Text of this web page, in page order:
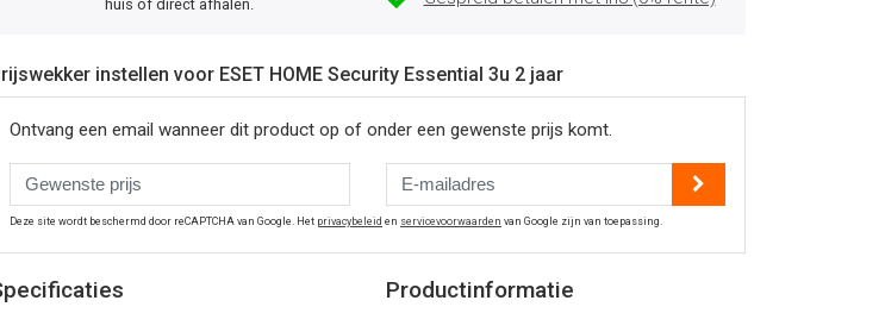
huis of direct afhalen.
instellen voor ESET HOME Security Essential 3u 2 jaar
Ontvang een email wanneer dit product op of onder een gewenste prijs komt.
Deze site wordt beschermd door reCAPTCHA van Google. Het privacybeleid en servicevoorwaarden van Google zijn van toepassing.
Productinformatie